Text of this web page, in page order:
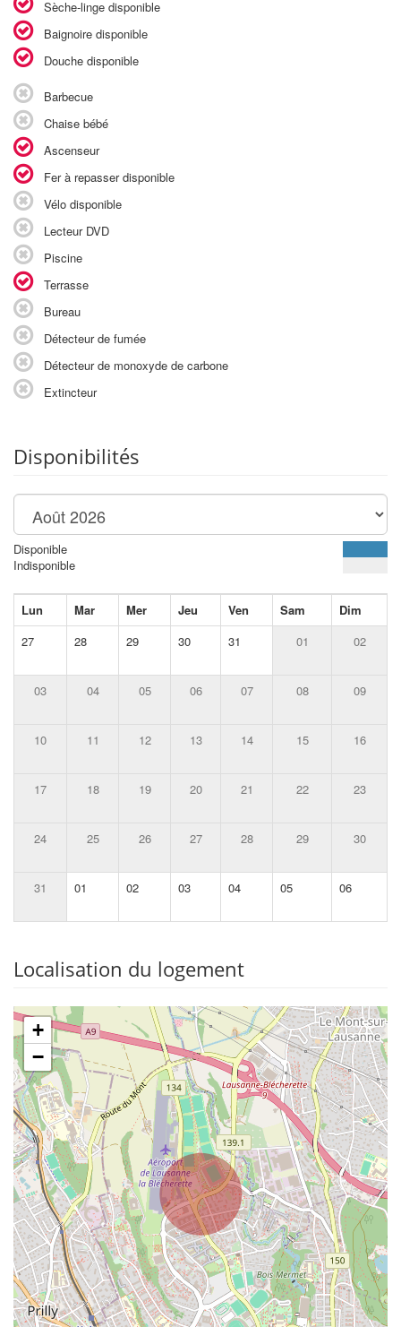
Sèche-linge disponible
Baignoire disponible
Douche disponible
Barbecue
Chaise bébé
Ascenseur
Fer à repasser disponible
Vélo disponible
Lecteur DVD
Piscine
Terrasse
Bureau
Détecteur de fumée
Détecteur de monoxyde de carbone
Extincteur
Disponibilités
Disponible
Indisponible
Lun Mar Mer Jeu Ven Sam
Dim
27
28 29 30 31 01 02
03 04 05 06 07 08 09
10 11 12 13 14 15 16
17 18 19 20 21 22 23
24 25 26 27 28 29 30
31 01 02 03 04 05 06
Localisation du logement
+
−